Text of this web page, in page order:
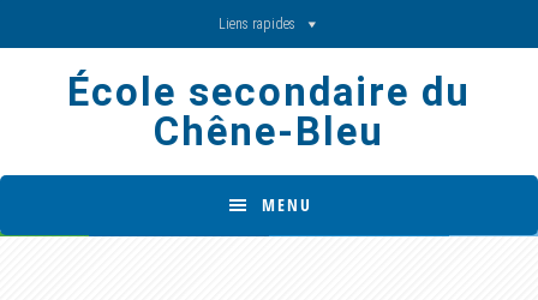
to
to
Liens rapides
École secondaire du
Chêne-Bleu
MENU